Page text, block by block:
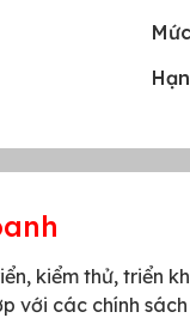
kiểm thử, triển
với các chính